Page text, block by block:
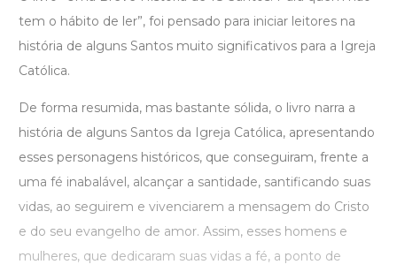
tem o hábito de ler”, foi pensado para iniciar leitores na
história de alguns Santos muito significativos para a Igreja
Católica.
De forma resumida, mas bastante sólida, o livro narra a
história de alguns Santos da Igreja Católica, apresentando
esses personagens históricos, que conseguiram, frente a
uma fé inabalável, alcançar a santidade, santificando suas
vidas, ao seguirem e vivenciarem a mensagem do Cristo
e do seu evangelho de amor. Assim, esses homens e
mulheres, que dedicaram suas vidas a fé, a ponto de